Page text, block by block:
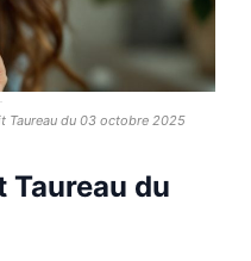
Taureau du 03 octobre 2025
du